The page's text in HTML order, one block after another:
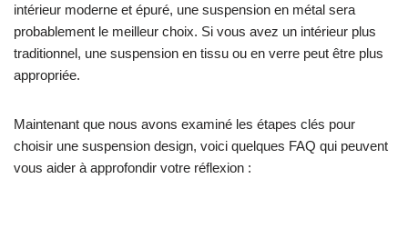
intérieur moderne et épuré, une suspension en métal sera
probablement le meilleur choix. Si vous avez un intérieur plus
traditionnel, une suspension en tissu ou en verre peut être plus
appropriée.
Maintenant que nous avons examiné les étapes clés pour
choisir une suspension design, voici quelques FAQ qui peuvent
vous aider à approfondir votre réflexion :